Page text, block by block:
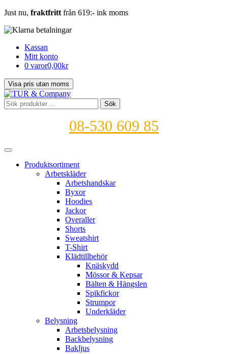
Just nu, fraktfritt från 619:- ink moms
Kassan
Mitt konto
0 varor0,00kr
Sök
efter:
Sök
08-530 609 85
Produktsortiment
Arbetskläder
Arbetshandskar
Byxor
Hoodies
Jackor
Overaller
Shorts
Sweatshirt
T-Shirt
Klädtillbehör
Knäskydd
Mössor & Kepsar
Bälten & Hängslen
Spikfickor
Strumpor
Underkläder
Belysning
Arbetsbelysning
Backbelysning
Bakljus